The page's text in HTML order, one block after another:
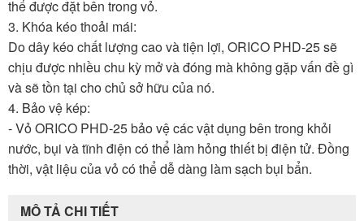
thể được đặt bên trong vỏ.
3. Khóa kéo thoải mái:
Do dây kéo chất lượng cao và tiện lợi, ORICO PHD-25 sẽ
chịu được nhiều chu kỳ mở và đóng mà không gặp vấn đề gì
và sẽ tồn tại cho chủ sở hữu của nó.
4. Bảo vệ kép:
- Vỏ ORICO PHD-25 bảo vệ các vật dụng bên trong khỏi
nước, bụi và tĩnh điện có thể làm hỏng thiết bị điện tử. Đồng
thời, vật liệu của vỏ có thể dễ dàng làm sạch bụi bẩn.
MÔ TẢ CHI TIẾT